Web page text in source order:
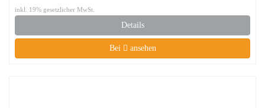
inkl. 19% gesetzlicher MwSt.
Details
Bei ansehen